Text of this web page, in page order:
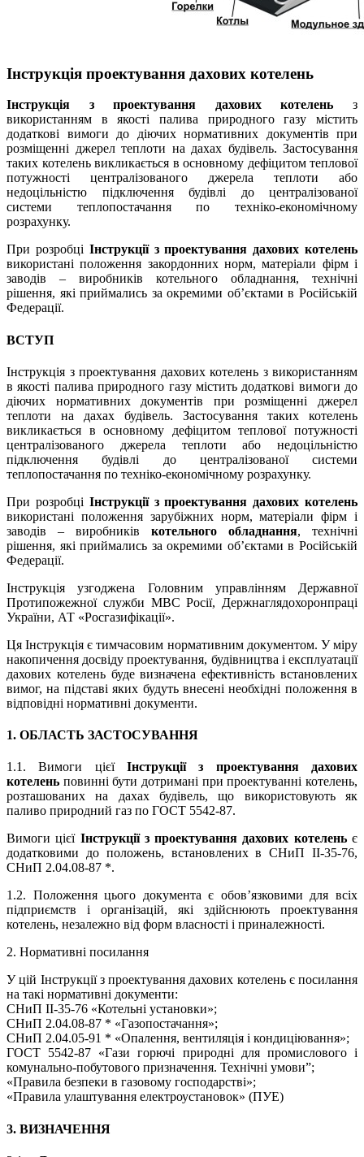
Інструкція проектування дахових котелень
Інструкція з проектування дахових котелень з
використанням в якості палива природного газу містить
додаткові вимоги до діючих нормативних документів при
розміщенні джерел теплоти на дахах будівель. Застосування
таких котелень викликається в основному дефіцитом теплової
потужності централізованого джерела теплоти або
недоцільністю підключення будівлі до централізованої
системи теплопостачання по техніко-економічному
розрахунку.
При розробці Інструкції з проектування дахових котелень
використані положення закордонних норм, матеріали фірм і
заводів – виробників котельного обладнання, технічні
рішення, які приймались за окремими об’єктами в Російській
Федерації.
ВСТУП
Інструкція з проектування дахових котелень з використанням
в якості палива природного газу містить додаткові вимоги до
діючих нормативних документів при розміщенні джерел
теплоти на дахах будівель. Застосування таких котелень
викликається в основному дефіцитом теплової потужності
централізованого джерела теплоти або недоцільністю
підключення будівлі до централізованої системи
теплопостачання по техніко-економічному розрахунку.
При розробці Інструкції з проектування дахових котелень
використані положення зарубіжних норм, матеріали фірм і
заводів – виробників котельного обладнання, технічні
рішення, які приймались за окремими об’єктами в Російській
Федерації.
Інструкція узгоджена Головним управлінням Державної
Протипожежної служби МВС Росії, Держнаглядохоронпраці
України, АТ «Росгазифікації».
Ця Інструкція є тимчасовим нормативним документом. У міру
накопичення досвіду проектування, будівництва і експлуатації
дахових котелень буде визначена ефективність встановлених
вимог, на підставі яких будуть внесені необхідні положення в
відповідні нормативні документи.
1. ОБЛАСТЬ ЗАСТОСУВАННЯ
1.1. Вимоги цієїІнструкції з проектування дахових
котелень повинні бути дотримані при проектуванні котелень,
розташованих на дахах будівель, що використовують як
паливо природний газ по ГОСТ 5542-87.
Вимоги цієїІнструкції з проектування дахових котеленьє
додатковими до положень, встановлених в СНиП II-35-76,
СНиП 2.04.08-87 *.
1.2. Положення цього документа є обов’язковими для всіх
підприємств і організацій, які здійснюють проектування
котелень, незалежно від форм власності і приналежності.
2. Нормативні посилання
У цій Інструкції з проектування дахових котелень є посилання
на такі нормативні документи:
СНиП II-35-76 «Котельні установки»;
СНиП 2.04.08-87 * «Газопостачання»;
СНиП 2.04.05-91 * «Опалення, вентиляція і кондиціювання»;
ГОСТ 5542-87 «Гази горючі природні для промислового і
комунально-побутового призначення. Технічні умови”;
«Правила безпеки в газовому господарстві»;
«Правила улаштування електроустановок» (ПУЕ)
3. ВИЗНАЧЕННЯ